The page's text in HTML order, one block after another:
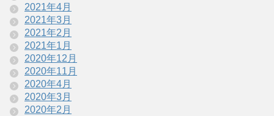
2021年4月
2021年3月
2021年2月
2021年1月
2020年12月
2020年11月
2020年4月
2020年3月
2020年2月